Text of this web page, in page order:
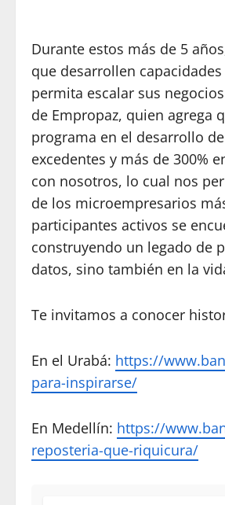
Durante estos más de 5
que desarrollen
permita escalar sus
de Empropaz, quien agrega
programa en el desarrollo
excedentes y más de 300%
con nosotros, lo cual nos
de los microempresarios
participantes activos se
construyendo un legado de
datos, sino también en la
Te invitamos a conocer
En el Urabá: https://
para-inspirarse/
En Medellín: https://
reposteria-que-riquicura/